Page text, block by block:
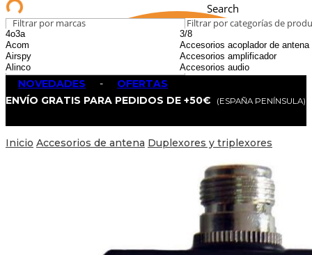
Search
Filtrar por marcas Filtrar por categorías de
NOVEDADES - OFERTAS
ENVÍO GRATIS PARA PEDIDOS DE +50€
(ESPAÑA PENÍNSULA)
Inicio Accesorios de antena Duplexores y triplexores